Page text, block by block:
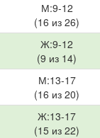
М:9-12
(16 из 26)
Ж:9-12
(9 из 14)
М:13-17
(16 из 20)
Ж:13-17
(15 из 22)